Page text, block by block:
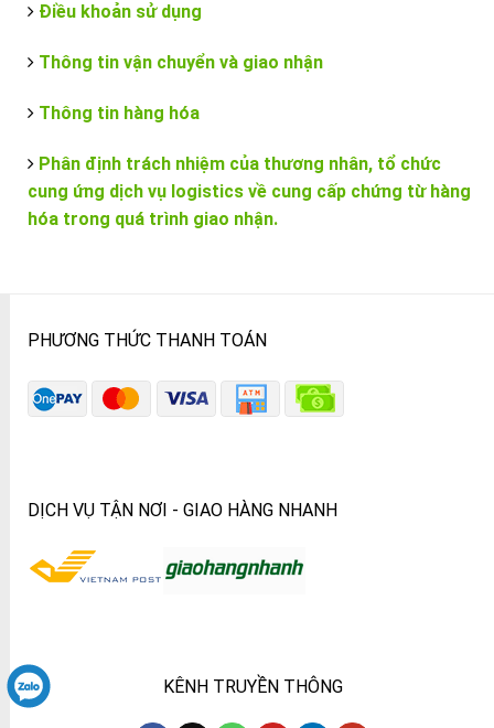
Điều khoản sử dụng
Thông tin vận chuyển và giao nhận
Thông tin hàng hóa
Phân định trách nhiệm của thương nhân, tổ chức
cung ứng dịch vụ logistics về cung cấp chứng từ hàng
hóa trong quá trình giao nhận.
PHƯƠNG THỨC THANH TOÁN
DỊCH VỤ TẬN NƠI - GIAO HÀNG NHANH
KÊNH TRUYỀN THÔNG